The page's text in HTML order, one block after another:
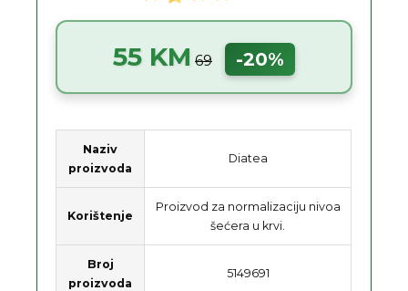
55 KM 69 -20%
Naziv
proizvoda
Diatea
Korištenje
Proizvod za normalizaciju nivoa
šećera u krvi.
Broj
proizvoda
5149691